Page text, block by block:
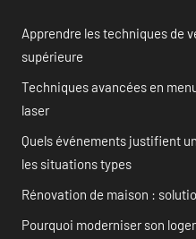
Apprendre les techniques de
supérieure
Techniques avancées en
laser
Quels événements justifient
les situations types
Rénovation de maison :
Pourquoi moderniser son